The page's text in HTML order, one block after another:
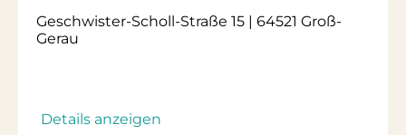
Geschwister-Scholl-Straße 15 | 64521 Groß-
Gerau
Details anzeigen